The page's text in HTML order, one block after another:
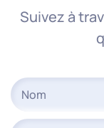
Suivez à